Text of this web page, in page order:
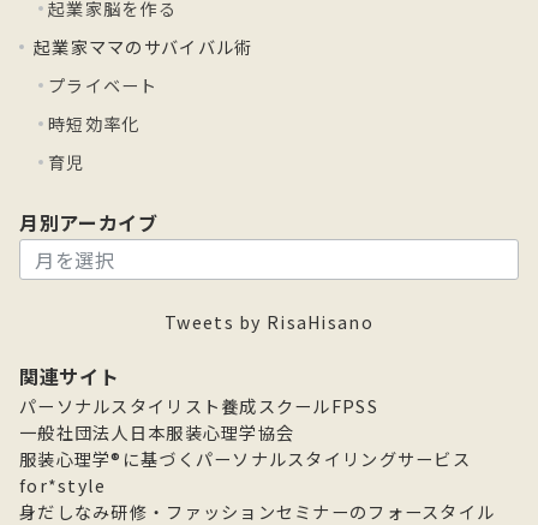
起業家脳を作る
起業家ママのサバイバル術
プライベート
時短効率化
育児
月別アーカイブ
別
イ
ブ
Tweets by RisaHisano
関連サイト
パーソナルスタイリスト養成スクールFPSS
一般社団法人日本服装心理学協会
服装心理学®に基づくパーソナルスタイリングサービス
for*style
身だしなみ研修・ファッションセミナーのフォースタイル